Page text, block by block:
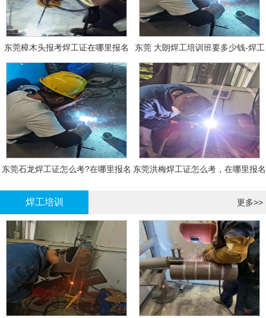
东莞樟木头报考焊工证在哪里报名
东莞 大朗焊工培训班要多少钱-焊工
报名
东莞石龙焊工证怎么考?在哪里报名 东莞洪梅焊工证怎么考，在哪里报名
焊工培训 更多>>